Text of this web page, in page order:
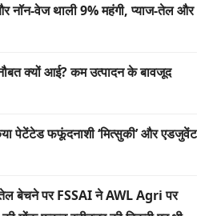
नॉन-वेज थाली 9% महंगी, प्याज-तेल और
क्यों आई? कम उत्पादन के बावजूद
पेटेंटेड फफूंदनाशी ‘मित्सुकी’ और एडजुवेंट
तेल बेचने पर FSSAI ने AWL Agri पर